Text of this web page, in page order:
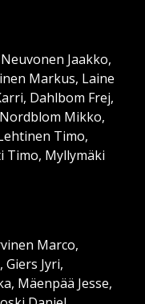
Jaakko,
Markus, Laine
Dahlbom Frej,
Mikko,
Timo,
Timo, Myllymäki
Marco,
Jyri,
Mäenpää Jesse,